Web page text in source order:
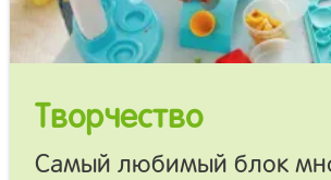
Творчество
Самый любимый блок